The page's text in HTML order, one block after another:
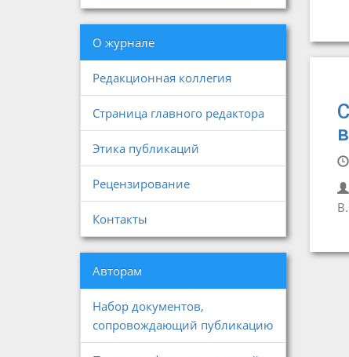
О журнале
Редакционная коллегия
Страница главного редактора
Этика публикаций
Рецензирование
Контакты
Авторам
Набор документов,
сопровождающий публикацию